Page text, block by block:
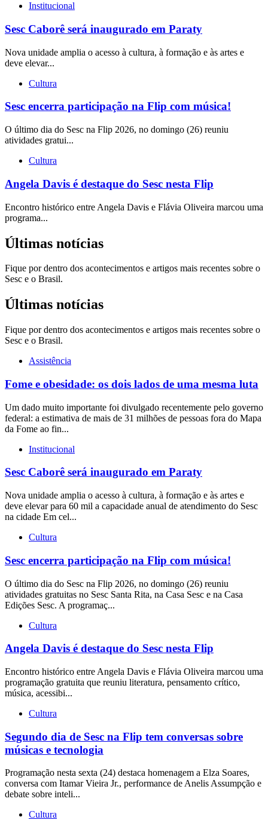
Institucional
Sesc Caborê será inaugurado em Paraty
Nova unidade amplia o acesso à cultura, à formação e às artes e
deve elevar...
Cultura
Sesc encerra participação na Flip com música!
O último dia do Sesc na Flip 2026, no domingo (26) reuniu
atividades gratui...
Cultura
Angela Davis é destaque do Sesc nesta Flip
Encontro histórico entre Angela Davis e Flávia Oliveira marcou uma
programa...
Últimas notícias
Fique por dentro dos acontecimentos e artigos mais recentes sobre o
Sesc e o Brasil.
Últimas notícias
Fique por dentro dos acontecimentos e artigos mais recentes sobre o
Sesc e o Brasil.
Assistência
Fome e obesidade: os dois lados de uma mesma luta
Um dado muito importante foi divulgado recentemente pelo governo
federal: a estimativa de mais de 31 milhões de pessoas fora do Mapa
da Fome ao fin...
Institucional
Sesc Caborê será inaugurado em Paraty
Nova unidade amplia o acesso à cultura, à formação e às artes e
deve elevar para 60 mil a capacidade anual de atendimento do Sesc
na cidade Em cel...
Cultura
Sesc encerra participação na Flip com música!
O último dia do Sesc na Flip 2026, no domingo (26) reuniu
atividades gratuitas no Sesc Santa Rita, na Casa Sesc e na Casa
Edições Sesc. A programaç...
Cultura
Angela Davis é destaque do Sesc nesta Flip
Encontro histórico entre Angela Davis e Flávia Oliveira marcou uma
programação gratuita que reuniu literatura, pensamento crítico,
música, acessibi...
Cultura
Segundo dia de Sesc na Flip tem conversas sobre
músicas e tecnologia
Programação nesta sexta (24) destaca homenagem a Elza Soares,
conversa com Itamar Vieira Jr., performance de Anelis Assumpção e
debate sobre inteli...
Cultura